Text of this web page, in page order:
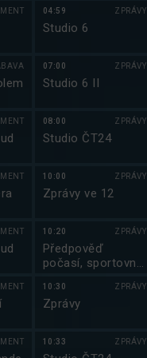
04:59 ZPRÁVY
Studio 6
07:00 ZPRÁVY
Studio 6 II
08:00 ZPRÁVY
Studio ČT24
10:00 ZPRÁVY
Zprávy ve 12
10:20 ZPRÁVY
Předpověď
počasí, sportovní
10:30 ZPRÁVY
Zprávy
10:33 ZPRÁVY